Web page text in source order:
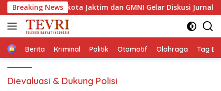
Langsung
ke
konten
Breaking News
PWI Walikota Jaktim dan GMNI Gelar Diskusi Jurnalistik,
HomeBerita Kriminal Politik Otomotif Olahraga Tag
Dievaluasi & Dukung Polisi